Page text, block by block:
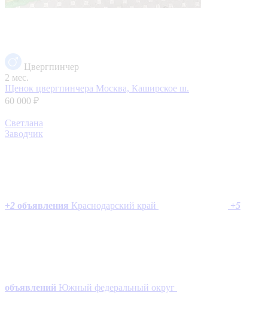
Цвергпинчер
2 мес.
Щенок цвергпинчера Москва, Каширское ш.
60 000 ₽
Светлана
Заводчик
+2 объявления Краснодарский край +5
объявлений Южный федеральный округ